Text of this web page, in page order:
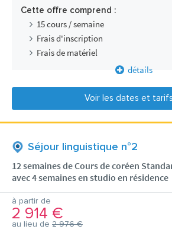
Cette offre comprend :
15 cours / semaine
Frais d'inscription
Frais de matériel
détails
Voir les dates et tarifs
Séjour linguistique n°2
12 semaines de Cours de coréen
avec 4 semaines en studio en résidence
à partir de
2 914 €
au lieu de 2 976 €